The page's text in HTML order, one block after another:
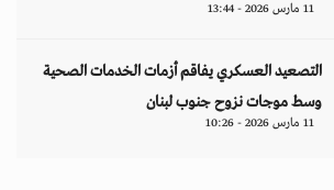
11 مارس 2026 - 13:44
التصعيد العسكري يفاقم أزمات الخدمات الصحية
وسط موجات نزوح جنوب لبنان
11 مارس 2026 - 10:26